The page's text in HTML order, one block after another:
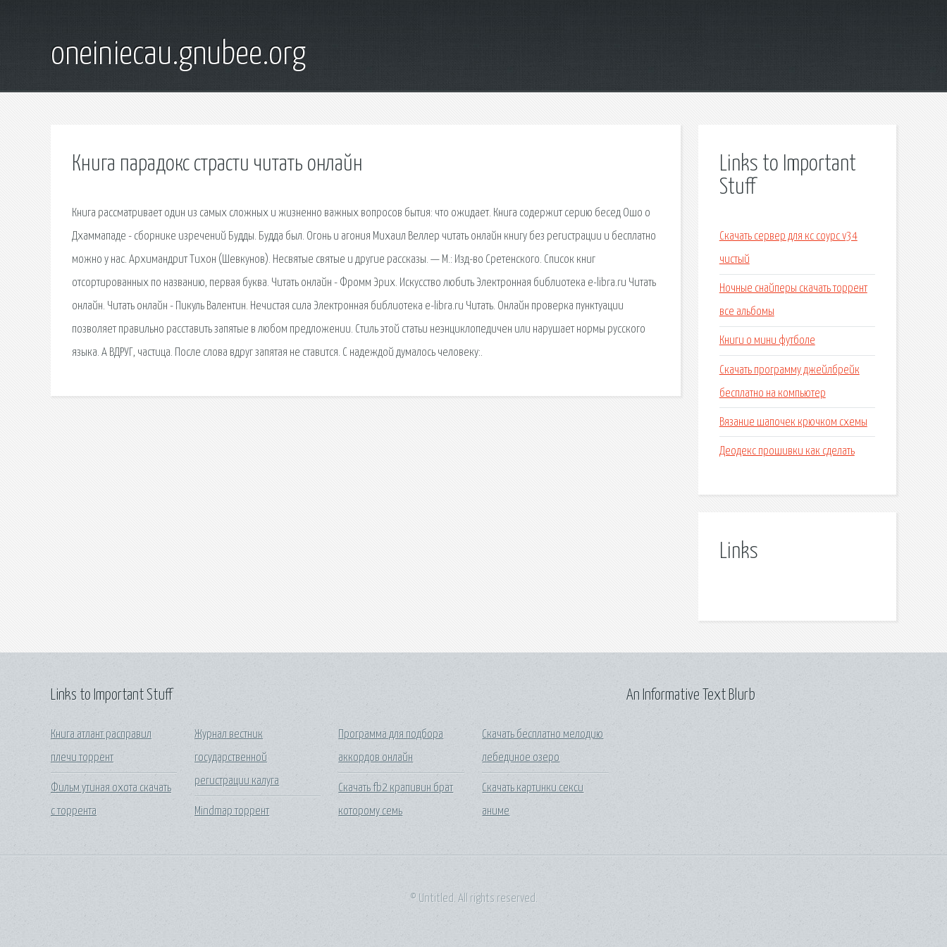
oneiniecau.gnubee.org
Книга парадокс страсти читать онлайн
Книга рассматривает один из самых сложных и жизненно важных вопросов бытия: что ожидает. Книга содержит серию бесед Ошо о
Дхаммападе - сборнике изречений Будды. Будда был. Огонь и агония Михаил Веллер читать онлайн книгу без регистрации и бесплатно
можно у нас. Архимандрит Тихон (Шевкунов). Несвятые святые и другие рассказы. — М.: Изд-во Сретенского. Список книг
отсортированных по названию, первая буква. Читать онлайн - Фромм Эрих. Искусство любить Электронная библиотека e-libra.ru Читать
онлайн. Читать онлайн - Пикуль Валентин. Нечистая сила Электронная библиотека e-libra.ru Читать. Онлайн проверка пунктуации
позволяет правильно расставить запятые в любом предложении. Стиль этой статьи неэнциклопедичен или нарушает нормы русского
языка. А ВДРУГ, частица. После слова вдруг запятая не ставится. С надеждой думалось человеку:.
Links to Important
Stuff
Скачать сервер для кс соурс v34
чистый
Ночные снайперы скачать торрент
все альбомы
Книги о мини футболе
Скачать программу джейлбрейк
бесплатно на компьютер
Вязание шапочек крючком схемы
Деодекс прошивки как сделать
Links
Links to Important Stuff
Книга атлант расправил
плечи торрент
Фильм утиная охота скачать
с торрента
Журнал вестник
государственной
регистрации калуга
Mindmap торрент
Программа для подбора
аккордов онлайн
Скачать fb2 крапивин брат
которому семь
Скачать бесплатно мелодию
лебединое озеро
Скачать картинки секси
аниме
An Informative Text Blurb
© Untitled. All rights reserved.